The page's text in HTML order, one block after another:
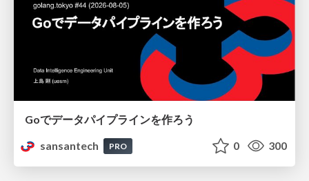
Goでデータパイプラインを作ろう
sansantech
PRO 0 300